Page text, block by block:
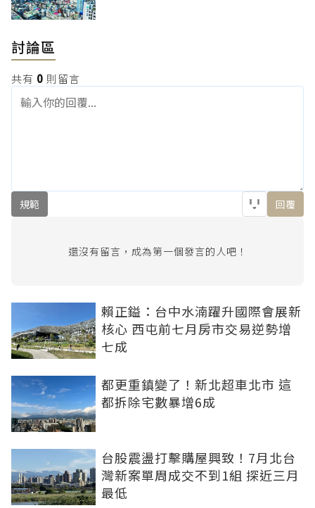
討論區
共有 0 則留言
規範 回覆
還沒有留言，成為第一個發言的人吧！
賴正鎰：台中水湳躍升國際會展新
核心 西屯前七月房市交易逆勢增
七成
都更重鎮變了！新北超車北市 這
都拆除宅數暴增6成
台股震盪打擊購屋興致！7月北台
灣新案單周成交不到1組 探近三月
最低